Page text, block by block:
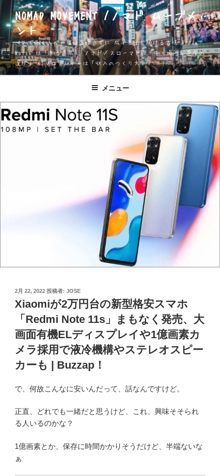
ン
テ
ン
ツ
へ
ス
プ
NOMAD MOVEMENT /ノマド ムーブメ
ント
一人で働く人が、身体を壊さずに 成果を出し続ける方法 Apple
Watch は「測る道具」 ノマド／スローマドは「働く場所と速度の
選択」 AIソロプレナーは「収入のつくり方」
メニュー
投
稿
日:
2月 22, 2022 投稿者: JOSE
Xiaomiが2万円台の新型格安スマホ
「Redmi Note 11s」まもなく発売、大
画面有機ELディスプレイや1億画素カ
メラ採用で液冷機構やステレオスピー
カーも | Buzzap！
で、何故こんなに安いんだって、話なんですけど。
正直、どれでも一緒だと思うけど、これ、興味そそられ
る人いるのかな？
1億画素とか、保存に時間かかりそうだけど、半端ないな
ぁ